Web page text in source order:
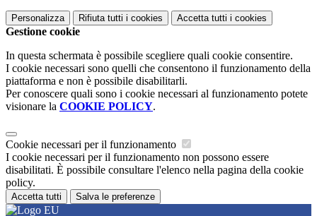
Personalizza Rifiuta tutti i cookies Accetta tutti i cookies
Gestione cookie
In questa schermata è possibile scegliere quali cookie consentire.
I cookie necessari sono quelli che consentono il funzionamento della
piattaforma e non è possibile disabilitarli.
Per conoscere quali sono i cookie necessari al funzionamento potete
visionare la COOKIE POLICY.
Cookie necessari per il funzionamento
I cookie necessari per il funzionamento non possono essere
disabilitati. È possibile consultare l'elenco nella pagina della cookie
policy.
Accetta tutti Salva le preferenze